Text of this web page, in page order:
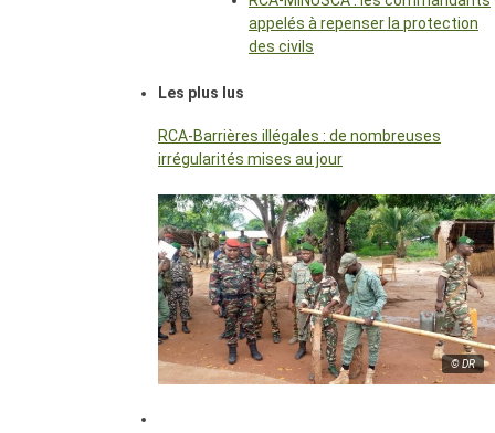
appelés à repenser la protection
des civils
Les plus lus
RCA-Barrières illégales : de nombreuses
irrégularités mises au jour
© DR